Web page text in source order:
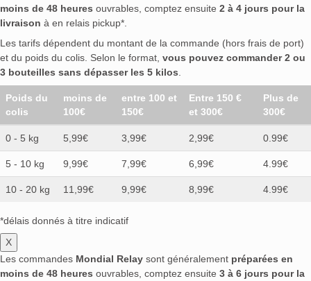
moins de 48 heures ouvrables, comptez ensuite 2 à 4 jours pour la
livraison à en relais pickup*.
Les tarifs dépendent du montant de la commande (hors frais de port)
et du poids du colis. Selon le format, vous pouvez commander 2 ou
3 bouteilles sans dépasser les 5 kilos
Poids du
colis
moins de
100€
entre 100 et
150€
Entre 150 €
et 300€
Plus de
300€
0 - 5 kg 5,99€ 3,99€ 2,99€ 0.99€
5 - 10 kg 9,99€ 7,99€ 6,99€ 4.99€
10 - 20 kg 11,99€ 9,99€ 8,99€ 4.99€
*délais donnés à titre indicatif
X
Les commandes Mondial Relay sont généralement préparées en
moins de 48 heures ouvrables, comptez ensuite 3 à 6 jours pour la